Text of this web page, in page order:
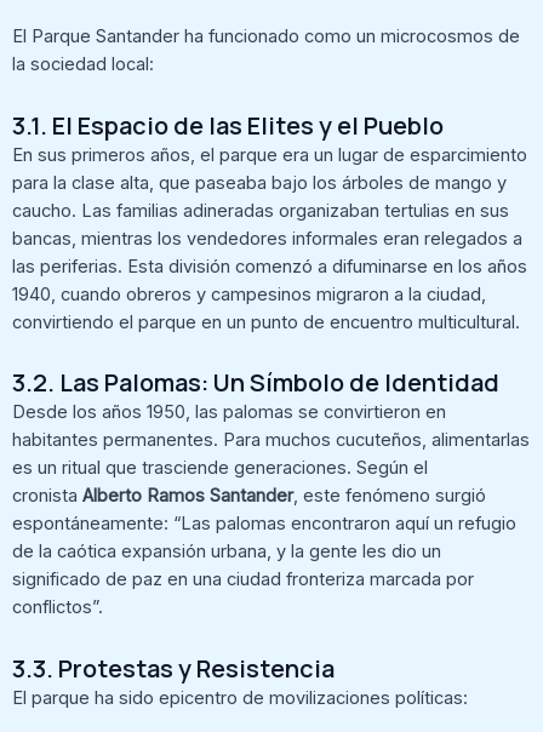
El Parque Santander ha funcionado como un microcosmos de
la sociedad local:
3.1. El Espacio de las Elites y el Pueblo
En sus primeros años, el parque era un lugar de esparcimiento
para la clase alta, que paseaba bajo los árboles de mango y
caucho. Las familias adineradas organizaban tertulias en sus
bancas, mientras los vendedores informales eran relegados a
las periferias. Esta división comenzó a difuminarse en los años
1940, cuando obreros y campesinos migraron a la ciudad,
convirtiendo el parque en un punto de encuentro multicultural.
3.2. Las Palomas: Un Símbolo de Identidad
Desde los años 1950, las palomas se convirtieron en
habitantes permanentes. Para muchos cucuteños, alimentarlas
es un ritual que trasciende generaciones. Según el
cronista Alberto Ramos Santander, este fenómeno surgió
espontáneamente: “Las palomas encontraron aquí un refugio
de la caótica expansión urbana, y la gente les dio un
significado de paz en una ciudad fronteriza marcada por
conflictos”.
3.3. Protestas y Resistencia
El parque ha sido epicentro de movilizaciones políticas: